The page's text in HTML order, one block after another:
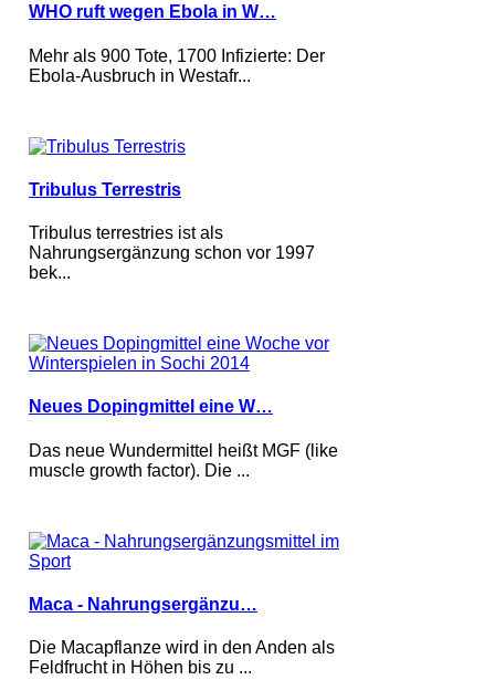
WHO ruft wegen Ebola in W…
Mehr als 900 Tote, 1700 Infizierte: Der
Ebola-Ausbruch in Westafr...
Tribulus Terrestris
Tribulus terrestries ist als
Nahrungsergänzung schon vor 1997
bek...
Neues Dopingmittel eine W…
Das neue Wundermittel heißt MGF (like
muscle growth factor). Die ...
Maca - Nahrungsergänzu…
Die Macapflanze wird in den Anden als
Feldfrucht in Höhen bis zu ...